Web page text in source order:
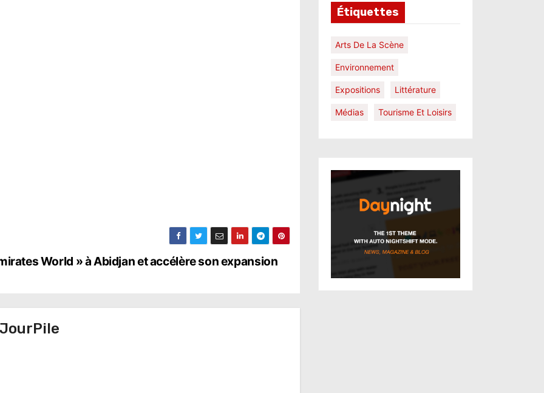
World » à Abidjan et accélère son expansion
Étiquettes
Arts De La Scène
Environnement
Expositions Littérature
Médias Tourisme Et Loisirs